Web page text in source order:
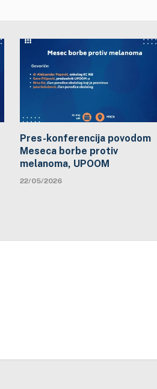
Pres-konferencija povodom
Meseca borbe protiv
melanoma, UPOOM
22/05/2026